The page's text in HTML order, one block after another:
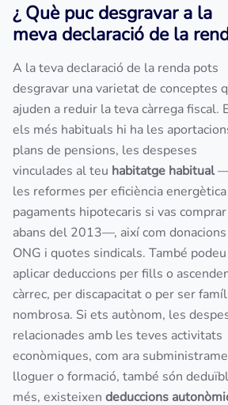
¿ Què puc desgravar a la
meva declaració de la
A la teva declaració de la renda pots
desgravar una varietat de conceptes
ajuden a reduir la teva càrrega fiscal.
els més habituals hi ha les
plans de pensions, les despeses
vinculades al teu habitatge habitual
les reformes per eficiència
pagaments hipotecaris si vas comprar
abans del 2013—, així com
ONG i quotes sindicals. També podeu
aplicar deduccions per fills o
càrrec, per discapacitat o per ser
nombrosa. Si ets autònom, les
relacionades amb les teves activitats
econòmiques, com ara
lloguer o formació, també són
més, existeixen deduccions